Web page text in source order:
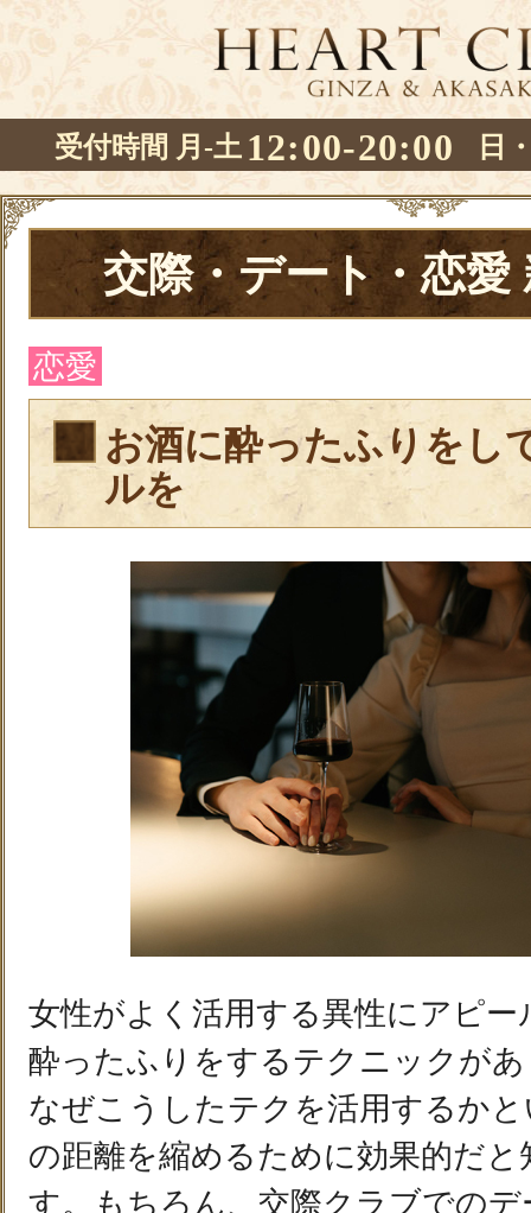
受付時間 月-土 12:00-20:00 日
交際・デート・恋愛
恋愛
お酒に酔ったふりをし
ルを
女性がよく活用する異性にアピ
酔ったふりをするテクニックが
なぜこうしたテクを活用するか
の距離を縮めるために効果的だ
す。もちろん、交際クラブでの